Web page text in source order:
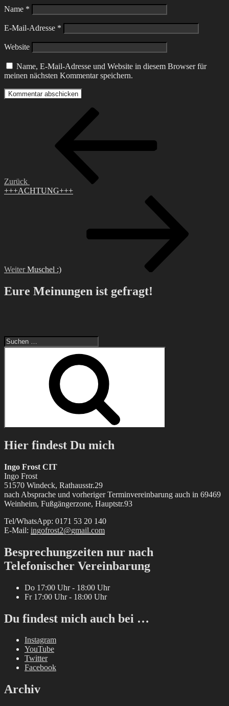
Name *
E-Mail-Adresse *
Website
Name, E-Mail-Adresse und Website in diesem Browser für
meinen nächsten Kommentar speichern.
Beitragsnavigation
Zurück
+++ACHTUNG+++
Weiter Muschel :)
Eure Meinungen ist gefragt!
Suche
nach:
Hier findest Du mich
Ingo Frost CIT
Ingo Frost
51570 Windeck, Rathausstr.29
nach Absprache und vorheriger Terminvereinbarung auch in 69469
Weinheim, Fußgängerzone, Hauptstr.93
Tel/WhatsApp: 0171 53 20 140
E-Mail: ingofrost2@gmail.com
Besprechungzeiten nur nach
Telefonischer Vereinbarung
Do 17:00 Uhr - 18:00 Uhr
Fr 17:00 Uhr - 18:00 Uhr
Du findest mich auch bei …
Instagram
YouTube
Twitter
Facebook
Archiv